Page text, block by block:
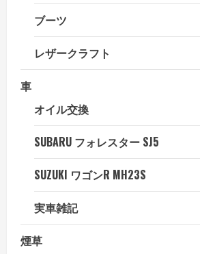
ブーツ
レザークラフト
車
オイル交換
SUBARU フォレスター SJ5
SUZUKI ワゴンR MH23S
実車雑記
煙草